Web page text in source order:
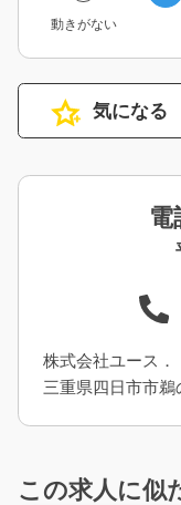
動きがない
気になる
電
株式会社ユース．
三重県四日市市
この求人に似